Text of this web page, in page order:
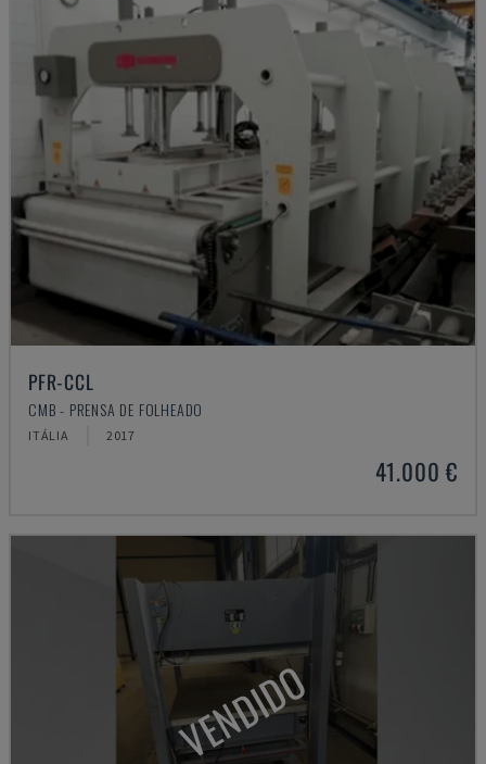
PFR-CCL
CMB - PRENSA DE FOLHEADO
ITÁLIA 2017
41.000 €
VENDIDO